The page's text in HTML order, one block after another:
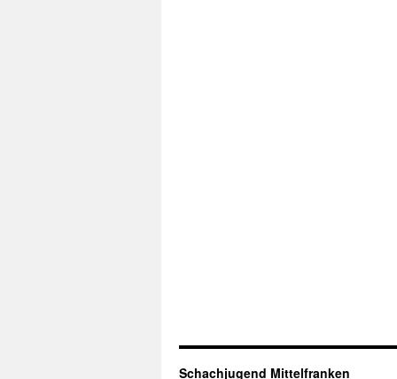
Schachjugend Mittelfranken